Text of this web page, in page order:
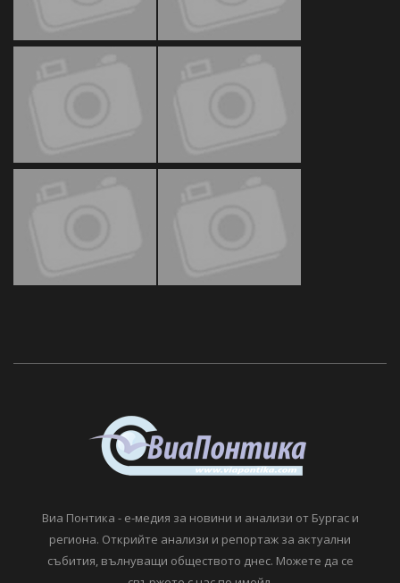
Виа Понтика - е-медия за новини и анализи от Бургас и
региона. Открийте анализи и репортаж за актуални
събития, вълнуващи обществото днес. Можете да се